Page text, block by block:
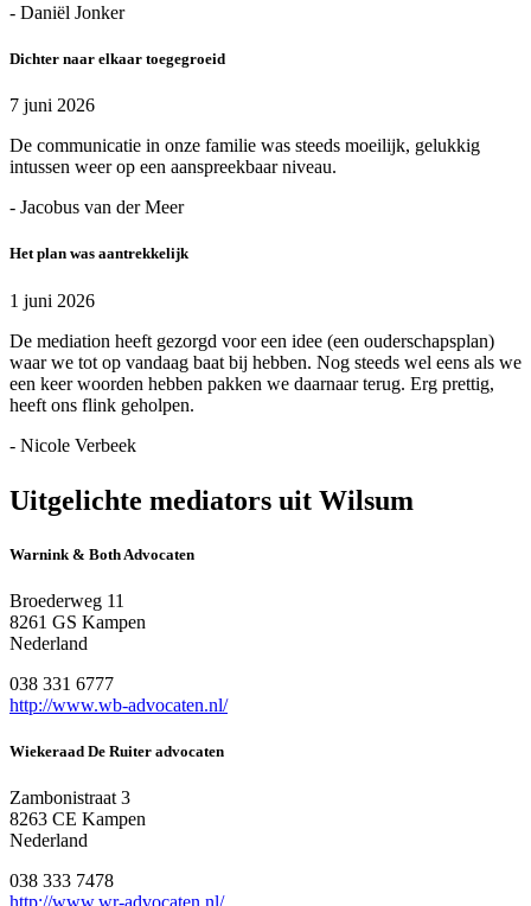
- Daniël Jonker
Dichter naar elkaar toegegroeid
7 juni 2026
De communicatie in onze familie was steeds moeilijk, gelukkig
intussen weer op een aanspreekbaar niveau.
- Jacobus van der Meer
Het plan was aantrekkelijk
1 juni 2026
De mediation heeft gezorgd voor een idee (een ouderschapsplan)
waar we tot op vandaag baat bij hebben. Nog steeds wel eens als we
een keer woorden hebben pakken we daarnaar terug. Erg prettig,
heeft ons flink geholpen.
- Nicole Verbeek
Uitgelichte mediators uit Wilsum
Warnink & Both Advocaten
Broederweg 11
8261 GS Kampen
Nederland
038 331 6777
http://www.wb-advocaten.nl/
Wiekeraad De Ruiter advocaten
Zambonistraat 3
8263 CE Kampen
Nederland
038 333 7478